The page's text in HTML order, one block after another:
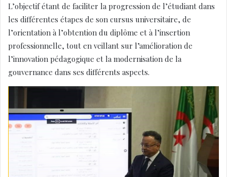
L’objectif étant de faciliter la progression de l’étudiant dans
les différentes étapes de son cursus universitaire, de
l’orientation à l’obtention du diplôme et à l’insertion
professionnelle, tout en veillant sur l’amélioration de
l’innovation pédagogique et la modernisation de la
gouvernance dans ses différents aspects.